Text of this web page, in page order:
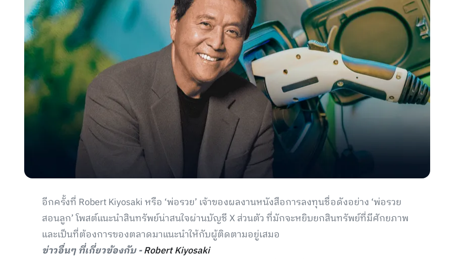
อีกครั้งที่ Robert Kiyosaki หรือ ‘พ่อรวย’ เจ้าของผลงานหนังสือการลงทุนชื่อดังอย่าง ‘พ่อรวย
สอนลูก’ โพสต์แนะนำสินทรัพย์น่าสนใจผ่านบัญชี X ส่วนตัว ที่มักจะหยิบยกสินทรัพย์ที่มีศักยภาพ
และเป็นที่ต้องการของตลาดมาแนะนำให้กับผู้ติดตามอยู่เสมอ
ข่าวอื่นๆ ที่เกี่ยวข้องกับ -Robert Kiyosaki